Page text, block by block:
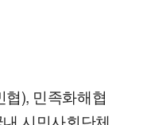
), 민족화해협